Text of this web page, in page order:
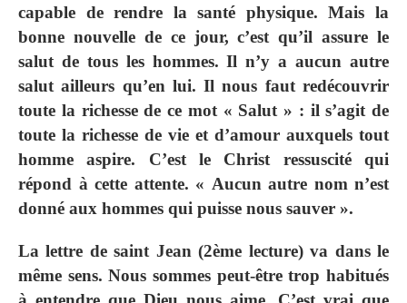
capable de rendre la santé physique. Mais la
bonne nouvelle de ce jour, c’est qu’il assure le
salut de tous les hommes. Il n’y a aucun autre
salut ailleurs qu’en lui. Il nous faut redécouvrir
toute la richesse de ce mot « Salut » : il s’agit de
toute la richesse de vie et d’amour auxquels tout
homme aspire. C’est le Christ ressuscité qui
répond à cette attente. « Aucun autre nom n’est
donné aux hommes qui puisse nous sauver ».
La lettre de saint Jean (2ème lecture) va dans le
même sens. Nous sommes peut-être trop habitués